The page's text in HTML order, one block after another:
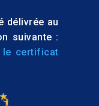
délivrée au
suivante :
le certificat